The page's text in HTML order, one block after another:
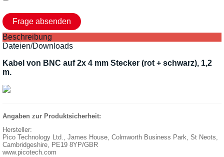
Beschreibung
Dateien/Downloads
Kabel von BNC auf 2x 4 mm Stecker (rot + schwarz), 1,2
m.
Angaben zur Produktsicherheit:
Hersteller:
Pico Technology Ltd., James House, Colmworth Business Park, St Neots,
Cambridgeshire, PE19 8YP/GBR
www.picotech.com